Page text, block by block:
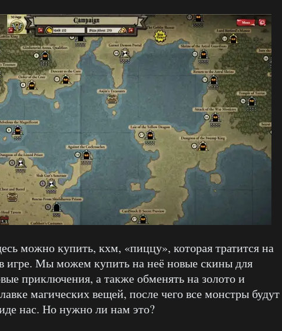
можно купить, кхм, «пиццу», которая тратится на
игре. Мы можем купить на неё новые скины для
приключения, а также обменять на золото и
магических вещей, после чего все монстры будут
нас. Но нужно ли нам это?